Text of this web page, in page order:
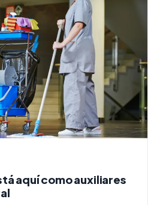
aquí como auxiliares